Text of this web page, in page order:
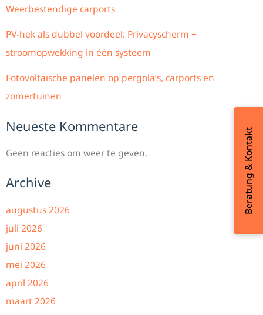
Weerbestendige carports
PV-hek als dubbel voordeel: Privacyscherm +
stroomopwekking in één systeem
Fotovoltaïsche panelen op pergola’s, carports en
zomertuinen
Neueste Kommentare
Geen reacties om weer te geven.
Archive
augustus 2026
juli 2026
juni 2026
mei 2026
april 2026
maart 2026
Beratung & Kontakt